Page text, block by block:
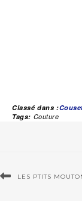
Classé dans :
Tags: Couture
LES PTITS